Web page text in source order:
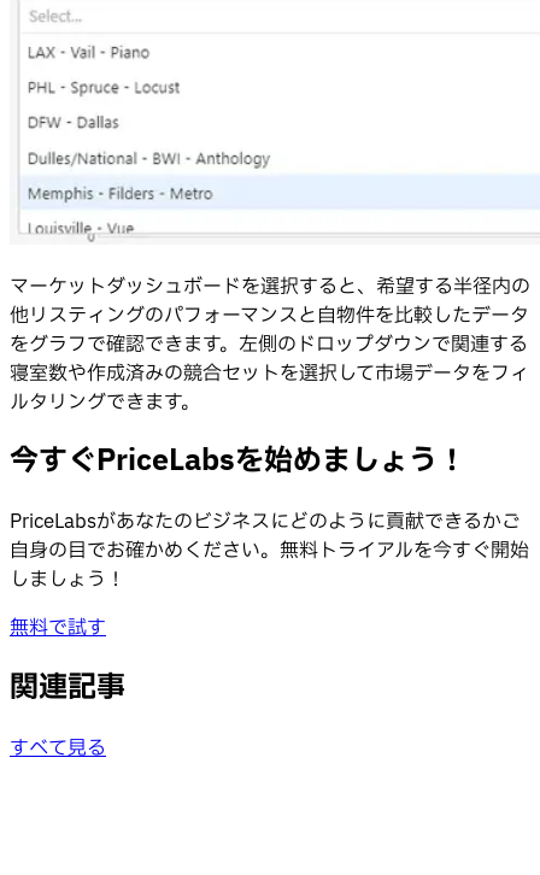
マーケットダッシュボードを選択すると、希望する半径内の
他リスティングのパフォーマンスと自物件を比較したデータ
をグラフで確認できます。左側のドロップダウンで関連する
寝室数や作成済みの競合セットを選択して市場データをフィ
ルタリングできます。
今すぐPriceLabsを始めましょう！
PriceLabsがあなたのビジネスにどのように貢献できるかご
自身の目でお確かめください。無料トライアルを今すぐ開始
しましょう！
無料で試す
関連記事
すべて見る